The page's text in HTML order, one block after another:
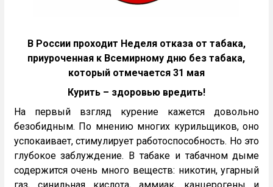
В России проходит Неделя отказа от табака,
приуроченная к Всемирному дню без табака,
который отмечается 31 мая
Курить – здоровью вредить!
На первый взгляд курение кажется довольно
безобидным. По мнению многих курильщиков, оно
успокаивает, стимулирует работоспособность. Но это
глубокое заблуждение. В табаке и табачном дыме
содержится очень много веществ: никотин, угарный